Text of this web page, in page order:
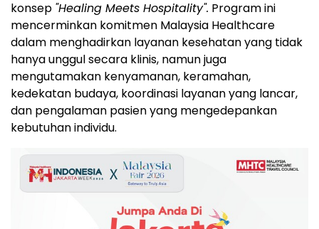
konsep "Healing Meets Hospitality". Program ini
mencerminkan komitmen Malaysia Healthcare
dalam menghadirkan layanan kesehatan yang tidak
hanya unggul secara klinis, namun juga
mengutamakan kenyamanan, keramahan,
kedekatan budaya, koordinasi layanan yang lancar,
dan pengalaman pasien yang mengedepankan
kebutuhan individu.